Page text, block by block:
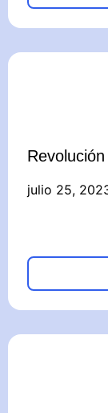
julio 25,